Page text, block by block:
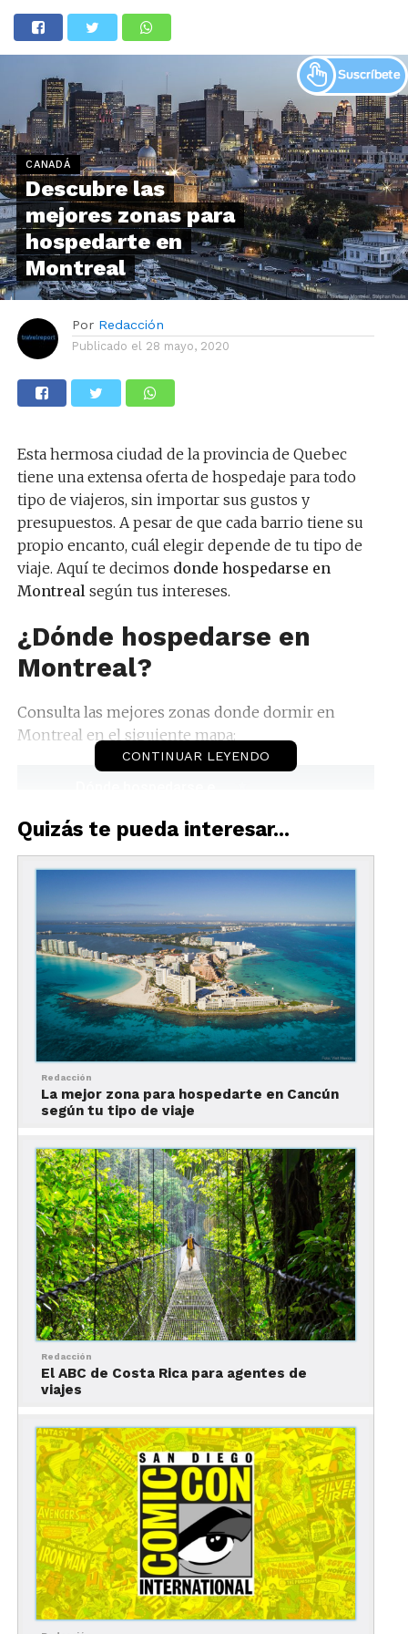
CANADÁ
Descubre las
mejores zonas para
hospedarte en
Montreal
Por Redacción
Publicado el 28 mayo, 2020
Esta hermosa ciudad de la provincia de Quebec
tiene una extensa oferta de hospedaje para todo
tipo de viajeros, sin importar sus gustos y
presupuestos. A pesar de que cada barrio tiene su
propio encanto, cuál elegir depende de tu tipo de
viaje. Aquí te decimos donde hospedarse en
Montreal según tus intereses.
¿Dónde hospedarse en
Montreal?
Consulta las mejores zonas donde dormir en
Montreal en el siguiente mapa:
1. Viejo Montreal
Foto: Tourisme Montréal, Stéphan Poulin / Dónde hospedarse en Montreal:
las mejores zonas
¿Por qué?El Viejo Montreal es la zona más antigua
y emblemática de la ciudad, con pintorescas calles
empedradas con encanto europeo, hermosa
arquitectura y muchos de los atractivos más
importantes de Montreal.
CONTINUAR LEYENDO
Quizás te pueda interesar...
Redacción
La mejor zona para hospedarte en Cancún
según tu tipo de viaje
Redacción
El ABC de Costa Rica para agentes de
viajes